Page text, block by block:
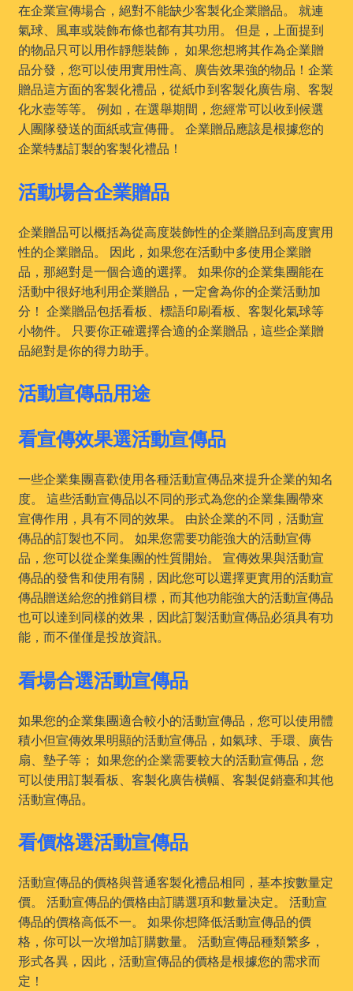
在企業宣傳場合，絕對不能缺少客製化企業贈品。 就連
氣球、風車或裝飾布條也都有其功用。 但是，上面提到
的物品只可以用作靜態裝飾， 如果您想將其作為企業贈
品分發，您可以使用實用性高、廣告效果強的物品！企業
贈品這方面的客製化禮品，從紙巾到客製化廣告扇、客製
化水壺等等。 例如，在選舉期間，您經常可以收到候選
人團隊發送的面紙或宣傳冊。 企業贈品應該是根據您的
企業特點訂製的客製化禮品！
活動場合企業贈品
企業贈品可以概括為從高度裝飾性的企業贈品到高度實用
性的企業贈品。 因此，如果您在活動中多使用企業贈
品，那絕對是一個合適的選擇。 如果你的企業集團能在
活動中很好地利用企業贈品，一定會為你的企業活動加
分！ 企業贈品包括看板、標語印刷看板、客製化氣球等
小物件。 只要你正確選擇合適的企業贈品，這些企業贈
品絕對是你的得力助手。
活動宣傳品用途
看宣傳效果選活動宣傳品
一些企業集團喜歡使用各種活動宣傳品來提升企業的知名
度。 這些活動宣傳品以不同的形式為您的企業集團帶來
宣傳作用，具有不同的效果。 由於企業的不同，活動宣
傳品的訂製也不同。 如果您需要功能強大的活動宣傳
品，您可以從企業集團的性質開始。 宣傳效果與活動宣
傳品的發售和使用有關，因此您可以選擇更實用的活動宣
傳品贈送給您的推銷目標，而其他功能強大的活動宣傳品
也可以達到同樣的效果，因此訂製活動宣傳品必須具有功
能，而不僅僅是投放資訊。
看場合選活動宣傳品
如果您的企業集團適合較小的活動宣傳品，您可以使用體
積小但宣傳效果明顯的活動宣傳品，如氣球、手環、廣告
扇、墊子等； 如果您的企業需要較大的活動宣傳品，您
可以使用訂製看板、客製化廣告橫幅、客製促銷臺和其他
活動宣傳品。
看價格選活動宣傳品
活動宣傳品的價格與普通客製化禮品相同，基本按數量定
價。 活動宣傳品的價格由訂購選項和數量决定。 活動宣
傳品的價格高低不一。 如果你想降低活動宣傳品的價
格，你可以一次增加訂購數量。 活動宣傳品種類繁多，
形式各異，因此，活動宣傳品的價格是根據您的需求而
定！